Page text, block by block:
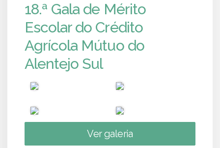
18.ª Gala de Mérito
Escolar do Crédito
Agrícola Mútuo do
Alentejo Sul
Ver galeria